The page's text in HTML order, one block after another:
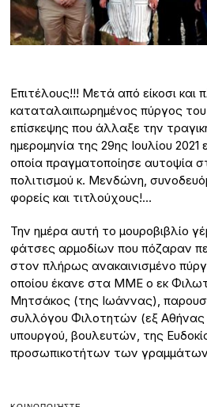
Επιτέλους!!! Μετά από είκοσι και
καταταλαιπωρημένος πύργος
επίσκεψης που άλλαξε την
ημερομηνία της 29ης Ιουλίου 2021
οποία πραγματοποίησε αυτοψία
πολιτισμού κ. Μενδώνη,
φορείς και τιτλούχους!…
Την ημέρα αυτή το μουροβιβλίο
φάτσες αρμοδίων που πόζαραν
στον πλήρως ανακαινισμένο
οποίου έκανε στα ΜΜΕ ο εκ
Μητσάκος (της Ιωάννας),
συλλόγου Φιλοτητών (εξ
υπουργού, βουλευτών, της
προσωπικοτήτων των